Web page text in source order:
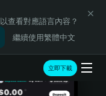
以查看對應語言內容？
繼續使用繁體中文
立即下載